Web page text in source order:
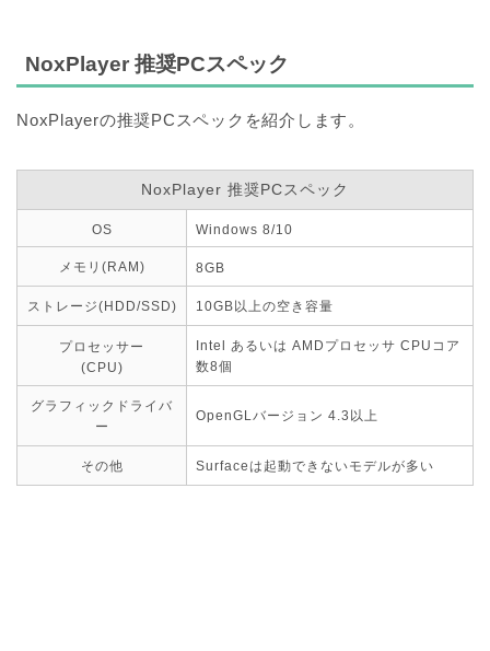
NoxPlayer 推奨PCスペック
NoxPlayerの推奨PCスペックを紹介します。
NoxPlayer 推奨PCスペック
OS Windows 8/10
メモリ(RAM) 8GB
ストレージ(HDD/SSD) 10GB以上の空き容量
プロセッサー
(CPU)
Intel あるいは AMDプロセッサ CPUコア
数8個
グラフィックドライバ
ー
OpenGLバージョン 4.3以上
その他 Surfaceは起動できないモデルが多い